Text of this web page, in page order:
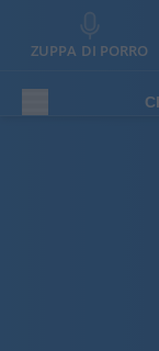
ZUPPA DI PORRO